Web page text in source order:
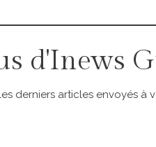
d'Inews
derniers articles envoyés à